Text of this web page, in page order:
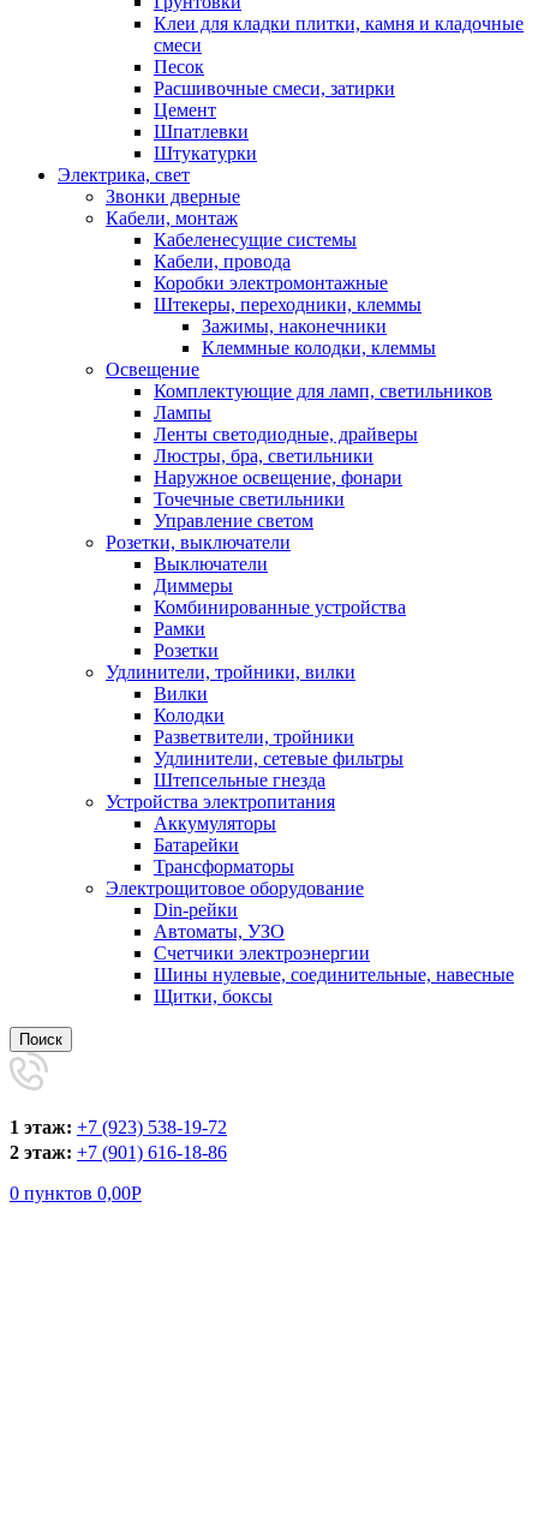
Клеи для кладки плитки, камня и кладочные
смеси
Песок
Расшивочные смеси, затирки
Цемент
Шпатлевки
Штукатурки
Электрика, свет
Звонки дверные
Кабели, монтаж
Кабеленесущие системы
Кабели, провода
Коробки электромонтажные
Штекеры, переходники, клеммы
Зажимы, наконечники
Клеммные колодки, клеммы
Освещение
Комплектующие для ламп, светильников
Лампы
Ленты светодиодные, драйверы
Люстры, бра, светильники
Наружное освещение, фонари
Точечные светильники
Управление светом
Розетки, выключатели
Выключатели
Диммеры
Комбинированные устройства
Рамки
Розетки
Удлинители, тройники, вилки
Вилки
Колодки
Разветвители, тройники
Удлинители, сетевые фильтры
Штепсельные гнезда
Устройства электропитания
Аккумуляторы
Батарейки
Трансформаторы
Электрощитовое оборудование
Din-рейки
Автоматы, УЗО
Счетчики электроэнергии
Шины нулевые, соединительные, навесные
Щитки, боксы
Поиск
1 этаж: +7 (923) 538-19-72
2 этаж: +7 (901) 616-18-86
0 пунктов 0,00Р